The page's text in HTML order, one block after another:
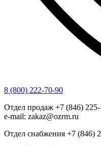
8 (800) 222-70-90
Отдел продаж +7 (846) 225-
e-mail: zakaz@ozrm.ru
Отдел снабжения +7 (846)